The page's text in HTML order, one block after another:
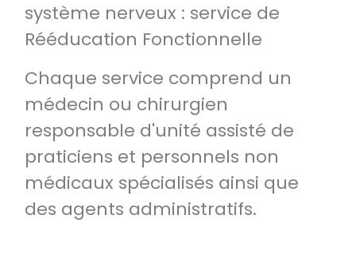
système nerveux : service de
Rééducation Fonctionnelle
Chaque service comprend un
médecin ou chirurgien
responsable d'unité assisté de
praticiens et personnels non
médicaux spécialisés ainsi que
des agents administratifs.